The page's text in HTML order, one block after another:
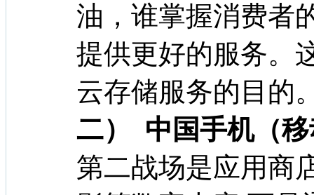
油，谁掌握消费者
提供更好的服务。
云存储服务的目的
二） 中国手机（
第二战场是应用商